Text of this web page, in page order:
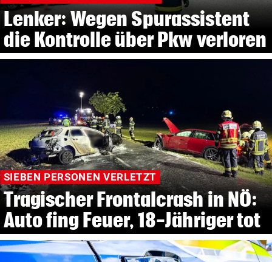
Lenker: Wegen Spurassistent
die Kontrolle über Pkw verloren
SIEBEN PERSONEN VERLETZT
Tragischer Frontalcrash in NÖ:
Auto fing Feuer, 18-Jähriger tot